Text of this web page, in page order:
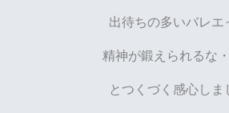
出待ちの多いバレエ
精神が鍛えられるな
とつくづく感心しま